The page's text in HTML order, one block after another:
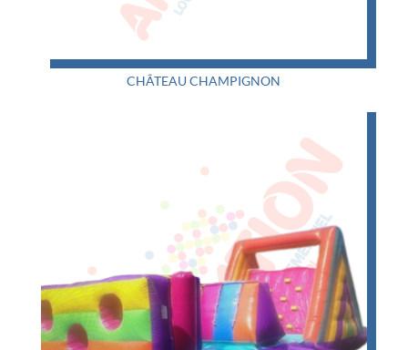
CHÂTEAU CHAMPIGNON